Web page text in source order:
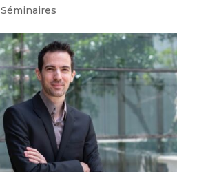
Séminaires